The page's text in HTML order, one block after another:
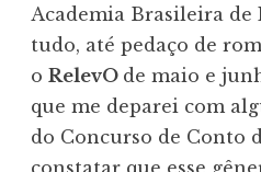
Academia Brasileira de
tudo, até pedaço de
o RelevO de maio e
que me deparei com
do Concurso de Conto